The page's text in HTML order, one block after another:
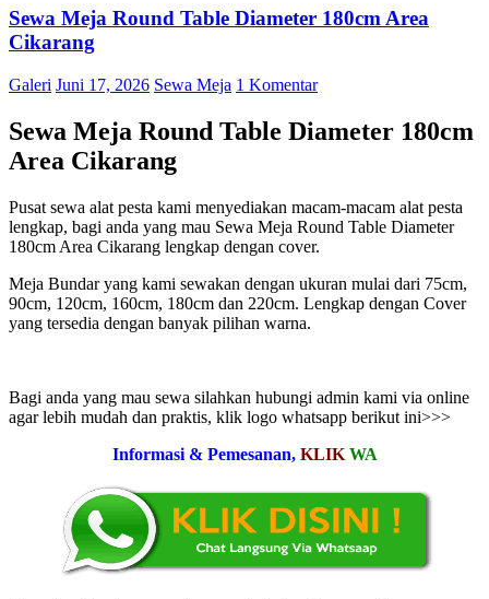
Sewa Meja Round Table Diameter 180cm Area
Cikarang
Galeri Juni 17, 2026 Sewa Meja 1 Komentar
Sewa Meja Round Table Diameter 180cm
Area Cikarang
Pusat sewa alat pesta kami menyediakan macam-macam alat pesta
lengkap, bagi anda yang mau Sewa Meja Round Table Diameter
180cm Area Cikarang lengkap dengan cover.
Meja Bundar yang kami sewakan dengan ukuran mulai dari 75cm,
90cm, 120cm, 160cm, 180cm dan 220cm. Lengkap dengan Cover
yang tersedia dengan banyak pilihan warna.
Bagi anda yang mau sewa silahkan hubungi admin kami via online
agar lebih mudah dan praktis, klik logo whatsapp berikut ini>>>
Informasi & Pemesanan, KLIK WA